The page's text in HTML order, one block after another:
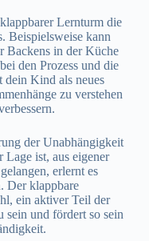
Lernturm die
Beispielsweise kann
Backens in der Küche
den Prozess und die
dein Kind als neues
zu verstehen
der Unabhängigkeit
ist, aus eigener
erlernt es
Der klappbare
ein aktiver Teil der
und fördert so sein